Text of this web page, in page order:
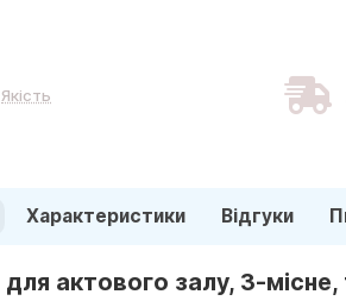
Якість
Характеристики Відгуки
для актового залу, 3-місне,